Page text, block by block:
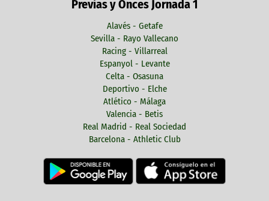
Previas y Onces Jornada 1
Alavés - Getafe
Sevilla - Rayo Vallecano
Racing - Villarreal
Espanyol - Levante
Celta - Osasuna
Deportivo - Elche
Atlético - Málaga
Valencia - Betis
Real Madrid - Real Sociedad
Barcelona - Athletic Club